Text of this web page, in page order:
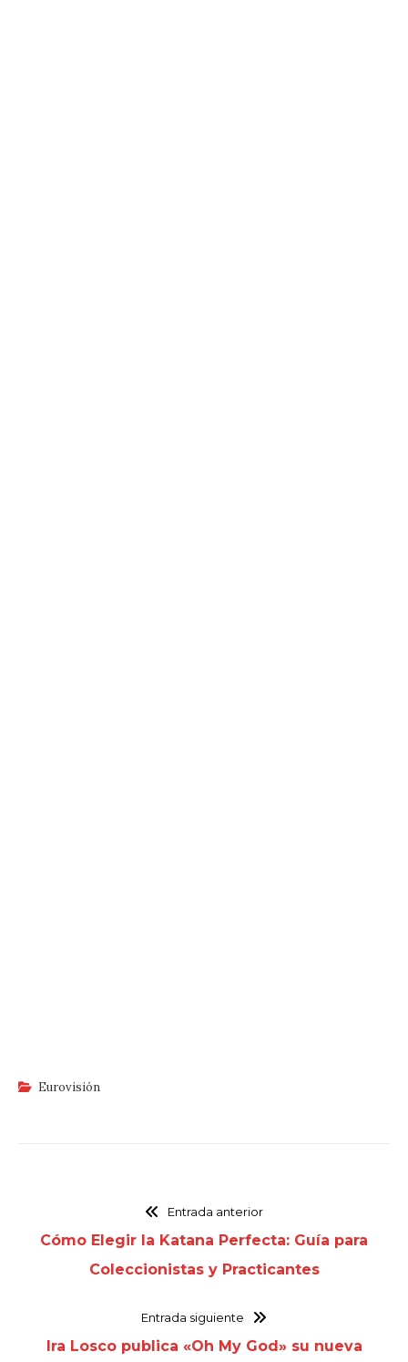
Eurovisión
Entrada anterior
Cómo Elegir la Katana Perfecta: Guía para
Coleccionistas y Practicantes
Entrada siguiente
Ira Losco publica «Oh My God» su nueva